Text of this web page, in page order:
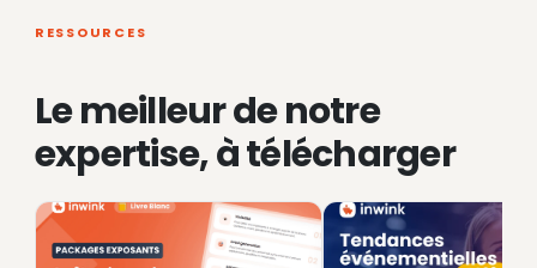
RESSOURCES
Le meilleur de notre
expertise, à télécharger